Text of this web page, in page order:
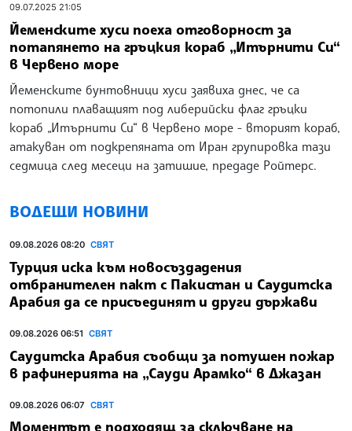
09.07.2025 21:05
Йеменските хуси поеха отговорност за
потапянето на гръцкия кораб „Итърнити Си“
в Червено море
Йеменските бунтовници хуси заявиха днес, че са
потопили плаващият под либерийски флаг гръцки
кораб „Итърнити Си“ в Червено море - вторият кораб,
атакуван от подкрепяната от Иран групировка тази
седмица след месеци на затишие, предаде Ройтерс.
ВОДЕЩИ НОВИНИ
09.08.2026 08:20 СВЯТ
Турция иска към новосъздадения
отбранителен пакт с Пакистан и Саудитска
Арабия да се присъединят и други държави
09.08.2026 06:51 СВЯТ
Саудитска Арабия съобщи за потушен пожар
в рафинерията на „Сауди Арамко“ в Джазан
09.08.2026 06:07 СВЯТ
Моментът е подходящ за сключване на